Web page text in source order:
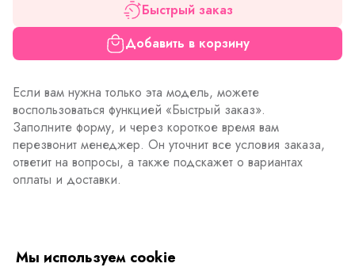
Быстрый заказ
Добавить в корзину
Если вам нужна только эта модель, можете
воспользоваться функцией «Быстрый заказ».
Заполните форму, и через короткое время вам
перезвонит менеджер. Он уточнит все условия заказа,
ответит на вопросы, а также подскажет о вариантах
оплаты и доставки.
Мы используем cookie